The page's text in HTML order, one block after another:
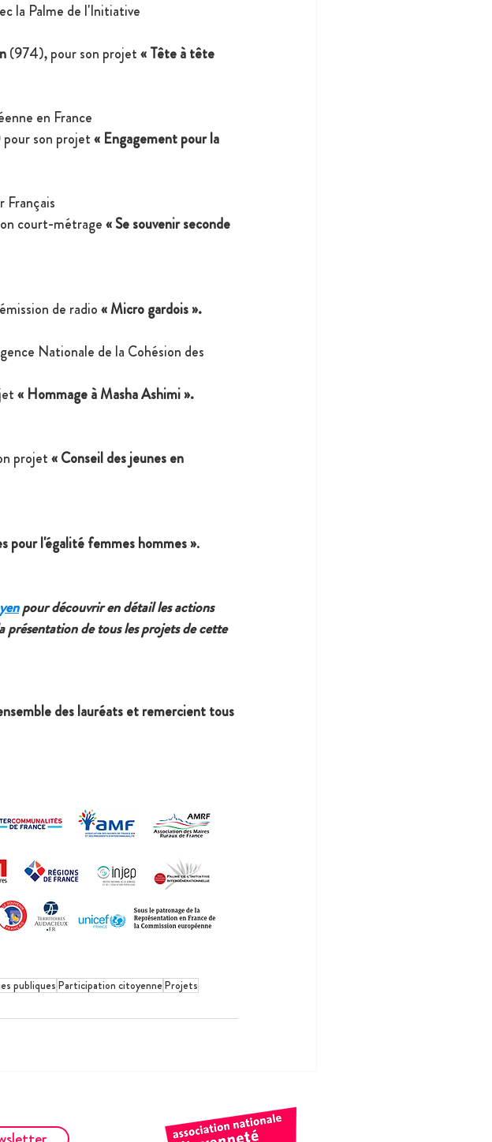
la Palme de l'Initiative
(974), pour son projet « Tête à tête
en France
pour son projet « Engagement pour la
Français
court-métrage « Se souvenir seconde
de radio « Micro gardois ».
Nationale de la Cohésion des
« Hommage à Masha Ashimi ».
projet « Conseil des jeunes en
pour l'égalité femmes hommes ».
pour découvrir en détail les actions
présentation de tous les projets de cette
des lauréats et remercient tous
publiques Participation citoyenneProjets